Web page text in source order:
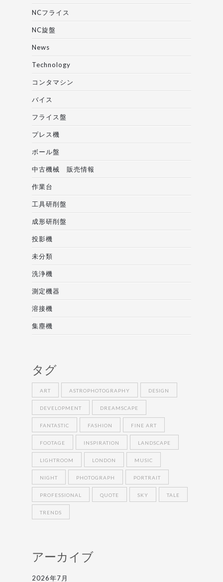
NCフライス
NC旋盤
News
Technology
コンタマシン
バイス
フライス盤
プレス機
ボール盤
中古機械 販売情報
作業台
工具研削盤
成形研削盤
投影機
未分類
洗浄機
測定機器
溶接機
集塵機
タグ
ART ASTROPHOTOGRAPHY DESIGN
DEVELOPMENT DREAMSCAPE
FANTASTIC FASHION FINE ART
FOOTAGE INSPIRATION LANDSCAPE
LIGHTROOM LONDON MUSIC
NIGHT PHOTOGRAPH PORTRAIT
PROFESSIONAL QUOTE SKY TALE
TRENDS
アーカイブ
2026年7月